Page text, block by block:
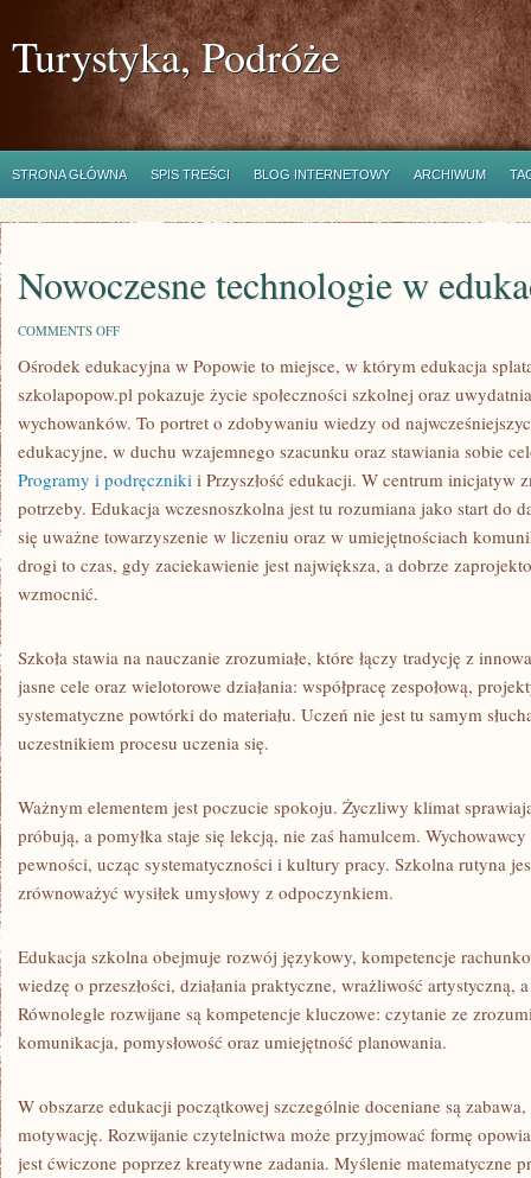
Turystyka, Podróże
STRONA GŁÓWNA SPIS TREŚCI BLOG INTERNETOWY ARCHIWUM
Nowoczesne technologie w
COMMENTS OFFON
TECHNOLOGIE
EDUKACJI
Ośrodek edukacyjna w Popowie to miejsce, w którym edukacja
szkolapopow.pl pokazuje życie społeczności szkolnej oraz
wychowanków. To portret o zdobywaniu wiedzy od
edukacyjne, w duchu wzajemnego szacunku oraz stawiania sobie
Programy i podręczniki i Przyszłość edukacji. W centrum inicjatyw
potrzeby. Edukacja wczesnoszkolna jest tu rozumiana jako start do
się uważne towarzyszenie w liczeniu oraz w umiejętnościach
drogi to czas, gdy zaciekawienie jest największa, a dobrze
wzmocnić.
Szkoła stawia na nauczanie zrozumiałe, które łączy tradycję z
jasne cele oraz wielotorowe działania: współpracę zespołową,
systematyczne powtórki do materiału. Uczeń nie jest tu samym
uczestnikiem procesu uczenia się.
Ważnym elementem jest poczucie spokoju. Życzliwy klimat
próbują, a pomyłka staje się lekcją, nie zaś hamulcem.
pewności, ucząc systematyczności i kultury pracy. Szkolna rutyna
zrównoważyć wysiłek umysłowy z odpoczynkiem.
Edukacja szkolna obejmuje rozwój językowy, kompetencje
wiedzę o przeszłości, działania praktyczne, wrażliwość artystyczną,
Równolegle rozwijane są kompetencje kluczowe: czytanie ze
komunikacja, pomysłowość oraz umiejętność planowania.
W obszarze edukacji początkowej szczególnie doceniane są
motywację. Rozwijanie czytelnictwa może przyjmować formę
jest ćwiczone poprzez kreatywne zadania. Myślenie matematyczne